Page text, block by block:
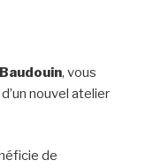
, vous
nouvel atelier
de